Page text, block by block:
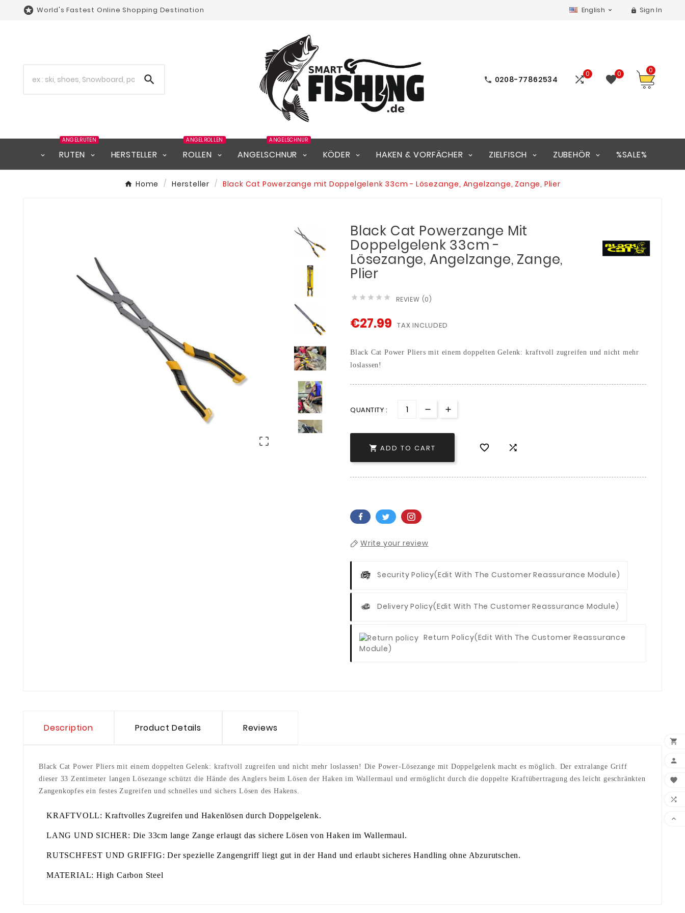
 World's Fastest Online Shopping Destination English   Sign In
  0208-77862534 0 0 0
RUTEN
ANGELRUTEN
HERSTELLER ROLLEN
ANGELROLLEN
ANGELSCHNUR
ANGELSCHNUR
KÖDER HAKEN & VORFÄCHER ZIELFISCH ZUBEHÖR %SALE%
Home Hersteller Black Cat Powerzange mit Doppelgelenk 33cm - Lösezange, Angelzange, Zange, Plier

Black Cat Powerzange Mit
Doppelgelenk 33cm -
Lösezange, Angelzange, Zange,
Plier
     REVIEW (0)
€27.99 TAX INCLUDED
Black Cat Power Pliers mit einem doppelten Gelenk: kraftvoll zugreifen und nicht mehr
loslassen!
QUANTITY :
 ADD TO CART  
Write your review
Security Policy(edit With The Customer Reassurance Module)
Delivery Policy(edit With The Customer Reassurance Module)
Return Policy(edit With The Customer Reassurance
Module)
Description Product Details Reviews
Black Cat Power Pliers mit einem doppelten Gelenk: kraftvoll zugreifen und nicht mehr loslassen! Die Power-Lösezange mit Doppelgelenk macht es möglich. Der extralange Griff
dieser 33 Zentimeter langen Lösezange schützt die Hände des Anglers beim Lösen der Haken im Wallermaul und ermöglicht durch die doppelte Kraftübertragung des leicht geschränkten
Zangenkopfes ein festes Zugreifen und schnelles und sichers Lösen des Hakens.
KRAFTVOLL: Kraftvolles Zugreifen und Hakenlösen durch Doppelgelenk.
LANG UND SICHER: Die 33cm lange Zange erlaugt das sichere Lösen von Haken im Wallermaul.
RUTSCHFEST UND GRIFFIG: Der spezielle Zangengriff liegt gut in der Hand und erlaubt sicheres Handling ohne Abzurutschen.
MATERIAL: High Carbon Steel




